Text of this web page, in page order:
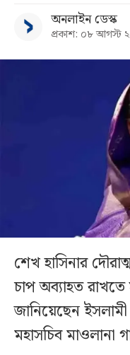
অনলাইন ডেস্ক
প্রকাশ: ০৮ আগস্ট
শেখ হাসিনার
চাপ অব্যাহত
জানিয়েছেন
মহাসচিব মাওলানা